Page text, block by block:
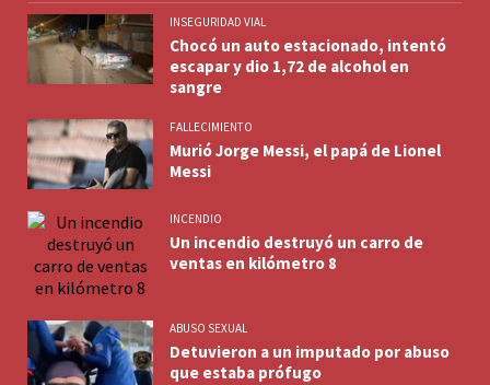
INSEGURIDAD VIAL
Chocó un auto estacionado, intentó
escapar y dio 1,72 de alcohol en
sangre
FALLECIMIENTO
Murió Jorge Messi, el papá de Lionel
Messi
INCENDIO
Un incendio destruyó un carro de
ventas en kilómetro 8
ABUSO SEXUAL
Detuvieron a un imputado por abuso
que estaba prófugo